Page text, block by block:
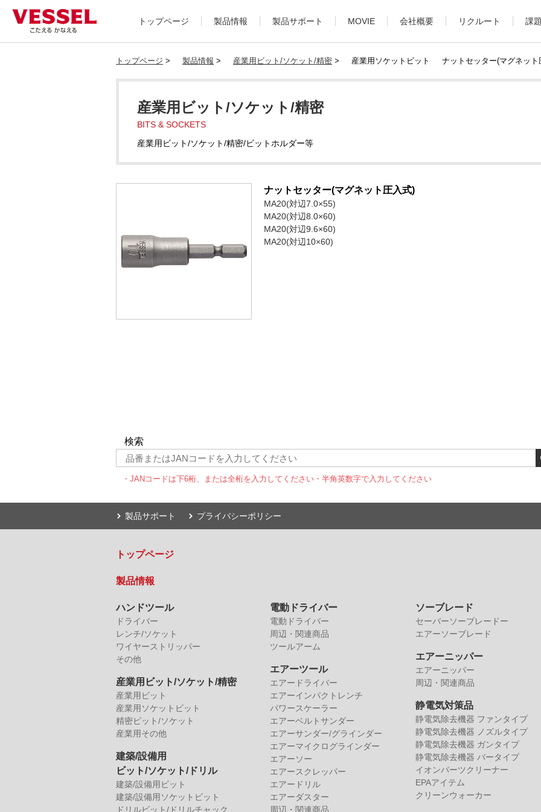
トップページ 製品情報 製品サポート MOVIE 会社概要 リクルート 課
トップページ > 製品情報 > 産業用ビット/ソケット/精密 > 産業用ソケットビット ナットセッター(マグネッ
産業用ビット/ソケット/精密
BITS & SOCKETS
産業用ビット/ソケット/精密/ビットホルダー等
ナットセッター(マグネット圧入式)
MA20(対辺7.0×55)
MA20(対辺8.0×60)
MA20(対辺9.6×60)
MA20(対辺10×60)
検索
・JANコードは下6桁、または全桁を入力してください ・半角英数字で入力してください
製品サポート プライバシーポリシー
トップページ
製品情報
ハンドツール
ドライバー
レンチ/ソケット
ワイヤーストリッパー
その他
産業用ビット/ソケット/精密
産業用ビット
産業用ソケットビット
精密ビット/ソケット
産業用その他
建築/設備用
ビット/ソケット/ドリル
建築/設備用ビット
建築/設備用ソケットビット
ドリルビット/ドリルチャック
電動ドライバー
電動ドライバー
周辺・関連商品
ツールアーム
エアーツール
エアードライバー
エアーインパクトレンチ
パワースケーラー
エアーベルトサンダー
エアーサンダー/グラインダー
エアーマイクログラインダー
エアーソー
エアースクレッパー
エアードリル
エアーダスター
周辺・関連商品
ソーブレード
セーバーソーブレードー
エアーソーブレード
エアーニッパー
エアーニッパー
周辺・関連商品
静電気対策品
静電気除去機器 ファンタイプ
静電気除去機器 ノズルタイプ
静電気除去機器 ガンタイプ
静電気除去機器 バータイプ
イオンパーツクリーナー
EPAアイテム
クリーンウォーカー